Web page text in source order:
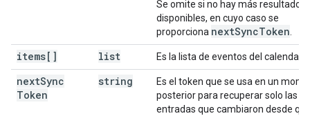
Se omite si no hay más resultados
disponibles, en cuyo caso se
proporciona nextSyncToken
items[] list Es la lista de eventos del
nextSync
Token
string
Es el token que se usa en un
posterior para recuperar solo las
entradas que cambiaron desde